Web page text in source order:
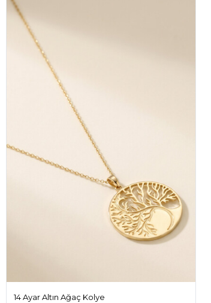
14 Ayar Altın Ağaç Kolye